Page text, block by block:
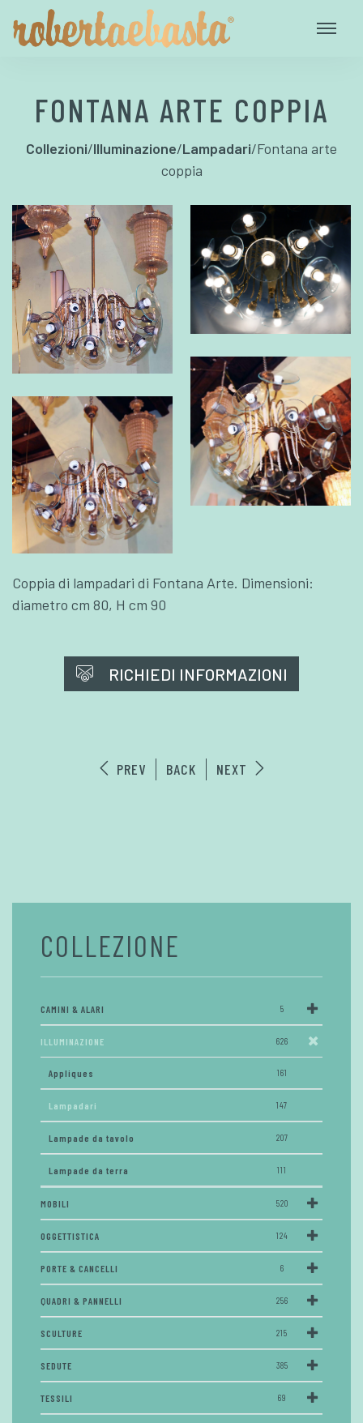
FONTANA ARTE COPPIA
Collezioni/Illuminazione/Lampadari/Fontana arte
coppia
Coppia di lampadari di Fontana Arte. Dimensioni:
diametro cm 80, H cm 90
RICHIEDI INFORMAZIONI
PREV BACK NEXT
COLLEZIONE
CAMINI & ALARI 5
ILLUMINAZIONE 626
Appliques 161
Lampadari 147
Lampade da tavolo 207
Lampade da terra 111
MOBILI 520
OGGETTISTICA 124
PORTE & CANCELLI 6
QUADRI & PANNELLI 256
SCULTURE 215
SEDUTE 385
TESSILI 69